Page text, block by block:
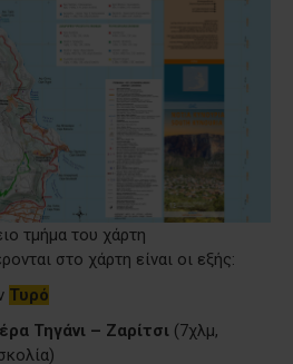
τμήμα του χάρτη
στο χάρτη είναι οι εξής:
Τυρό
Τηγάνι – Ζαρίτσι (7χλμ,